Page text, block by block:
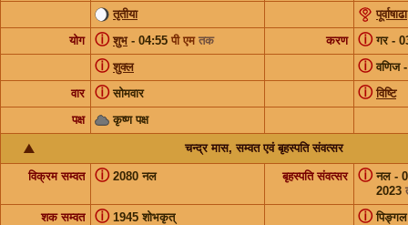
तृतीया
पूर्वाषाढा
योग
शुभ- 04:55 पी एम तक
ⓘ करण गर -
ⓘ
शुक्ल
ⓘ वणिज
ⓘ
वार सोमवार
ⓘ विष्टि
ⓘ
पक्ष कृष्ण पक्ष
चन्द्र मास, सम्वत एवं बृहस्पति संवत्सर
विक्रम सम्वत 2080 नल
ⓘ बृहस्पति संवत्सर
नल -
2023
ⓘ
शक सम्वत 1945 शोभकृत्
ⓘ पिङ्गल
ⓘ